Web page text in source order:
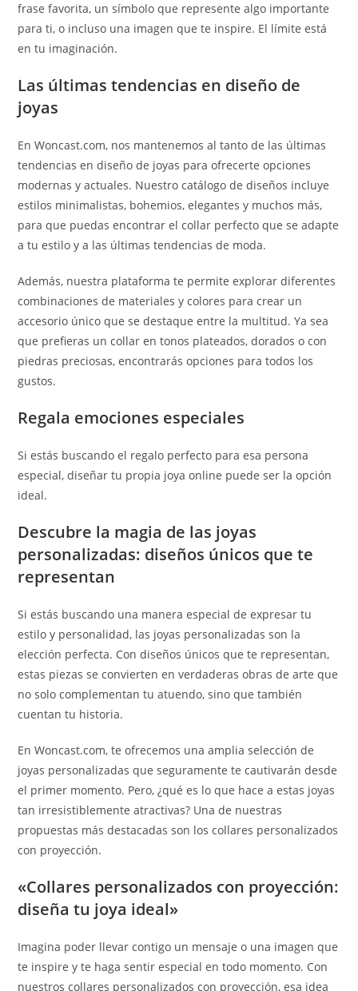
frase favorita, un símbolo que represente algo importante
para ti, o incluso una imagen que te inspire. El límite está
en tu imaginación.
Las últimas tendencias en diseño de
joyas
En Woncast.com, nos mantenemos al tanto de las últimas
tendencias en diseño de joyas para ofrecerte opciones
modernas y actuales. Nuestro catálogo de diseños incluye
estilos minimalistas, bohemios, elegantes y muchos más,
para que puedas encontrar el collar perfecto que se adapte
a tu estilo y a las últimas tendencias de moda.
Además, nuestra plataforma te permite explorar diferentes
combinaciones de materiales y colores para crear un
accesorio único que se destaque entre la multitud. Ya sea
que prefieras un collar en tonos plateados, dorados o con
piedras preciosas, encontrarás opciones para todos los
gustos.
Regala emociones especiales
Si estás buscando el regalo perfecto para esa persona
especial, diseñar tu propia joya online puede ser la opción
ideal.
Descubre la magia de las joyas
personalizadas: diseños únicos que te
representan
Si estás buscando una manera especial de expresar tu
estilo y personalidad, las joyas personalizadas son la
elección perfecta. Con diseños únicos que te representan,
estas piezas se convierten en verdaderas obras de arte que
no solo complementan tu atuendo, sino que también
cuentan tu historia.
En Woncast.com, te ofrecemos una amplia selección de
joyas personalizadas que seguramente te cautivarán desde
el primer momento. Pero, ¿qué es lo que hace a estas joyas
tan irresistiblemente atractivas? Una de nuestras
propuestas más destacadas son los collares personalizados
con proyección.
«Collares personalizados con proyección:
diseña tu joya ideal»
Imagina poder llevar contigo un mensaje o una imagen que
te inspire y te haga sentir especial en todo momento. Con
nuestros collares personalizados con proyección, esa idea